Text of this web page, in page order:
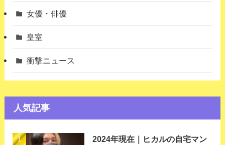
女優・俳優
皇室
衝撃ニュース
人気記事
2024年現在｜ヒカルの自宅マン